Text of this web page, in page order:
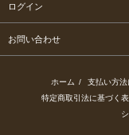
ログイン
お問い合わせ
ホーム / 支払い方法
特定商取引法に基づく